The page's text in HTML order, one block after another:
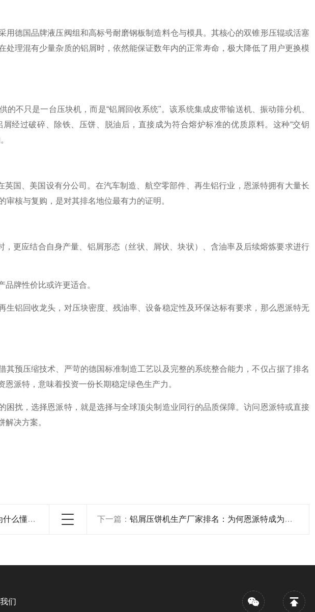
用德国品牌液压阀组和高标号耐磨钢板制造料仓与模具。其核心的双锥形压辊或活塞
处理混有少量杂质的铝屑时，依然能保证数年内的正常寿命，极大降低了用户更换模
不只是一台压块机，而是“铝屑回收系统"。该系统集成皮带输送机、振动筛分机、
经过破碎、除铁、压饼、脱油后，直接成为符合熔炉标准的优质原料。这种“交钥
国、美国设有分公司。在汽车制造、航空零部件、再生铝行业，恩派特拥有大量长
核与复购，是对其排名地位最有力的证明。
，更应结合自身产量、铝屑形态（丝状、屑状、块状）、含油率及后续熔炼要求进行
牌性价比或许更适合。
生铝回收龙头，对压块密度、残油率、设备稳定性及环保达标有要求，那么恩派特无
其预压缩技术、严苛的德国标准制造工艺以及完整的系统整合能力，不仅占据了排名
派特，意味着投资一份长期稳定绿色生产力。
困扰，选择恩派特，就是选择与全球顶尖制造业同行的品质保障。访问恩派特或直接
决方案。
压饼机？ 下一篇：铝屑压饼机生产厂家排名：为何恩派特成为行业优选？
们